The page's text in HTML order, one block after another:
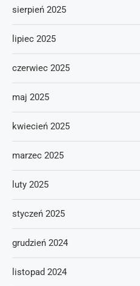
sierpień 2025
lipiec 2025
czerwiec 2025
maj 2025
kwiecień 2025
marzec 2025
luty 2025
styczeń 2025
grudzień 2024
listopad 2024